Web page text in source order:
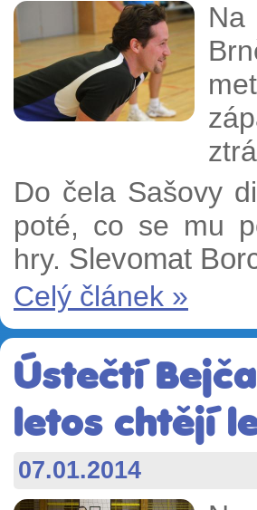
Do čela Sašovy
poté, co se mu
hry. Slevomat
Celý článek »
Ústečtí
letos chtějí
07.01.2014